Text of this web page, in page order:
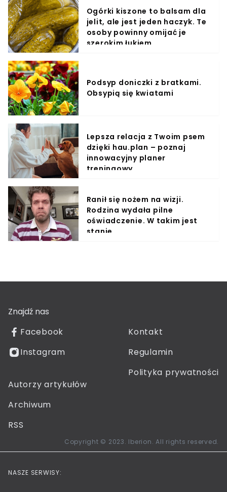
Ogórki kiszone to balsam dla
jelit, ale jest jeden haczyk. Te
osoby powinny omijać je
szerokim łukiem
Podsyp doniczki z bratkami.
Obsypią się kwiatami
Lepsza relacja z Twoim psem
dzięki hau.plan – poznaj
innowacyjny planer
treningowy
Ranił się nożem na wizji.
Rodzina wydała pilne
oświadczenie. W takim jest
stanie
Znajdź nas
Facebook
Instagram
Kontakt
Regulamin
Polityka prywatności
Autorzy artykułów
Archiwum
RSS
Copyright © 2023. Iberion. All rights reserved.
NASZE SERWISY: